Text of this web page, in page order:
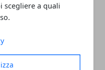
scegliere a quali